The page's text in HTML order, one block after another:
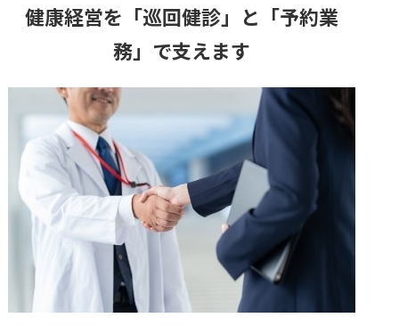
健康経営を「巡回健診」と「予約業
務」で支えます